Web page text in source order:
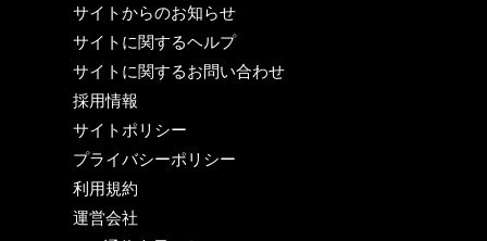
サイトからのお知らせ
サイトに関するヘルプ
サイトに関するお問い合わせ
採用情報
サイトポリシー
プライバシーポリシー
利用規約
運営会社